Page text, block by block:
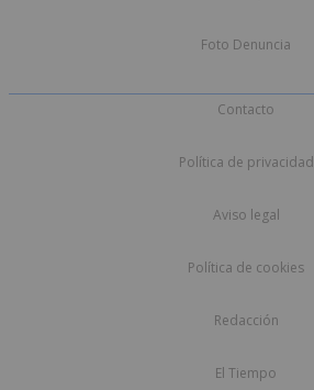
Foto Denuncia
Contacto
Política de privacidad
Aviso legal
Política de cookies
Redacción
El Tiempo